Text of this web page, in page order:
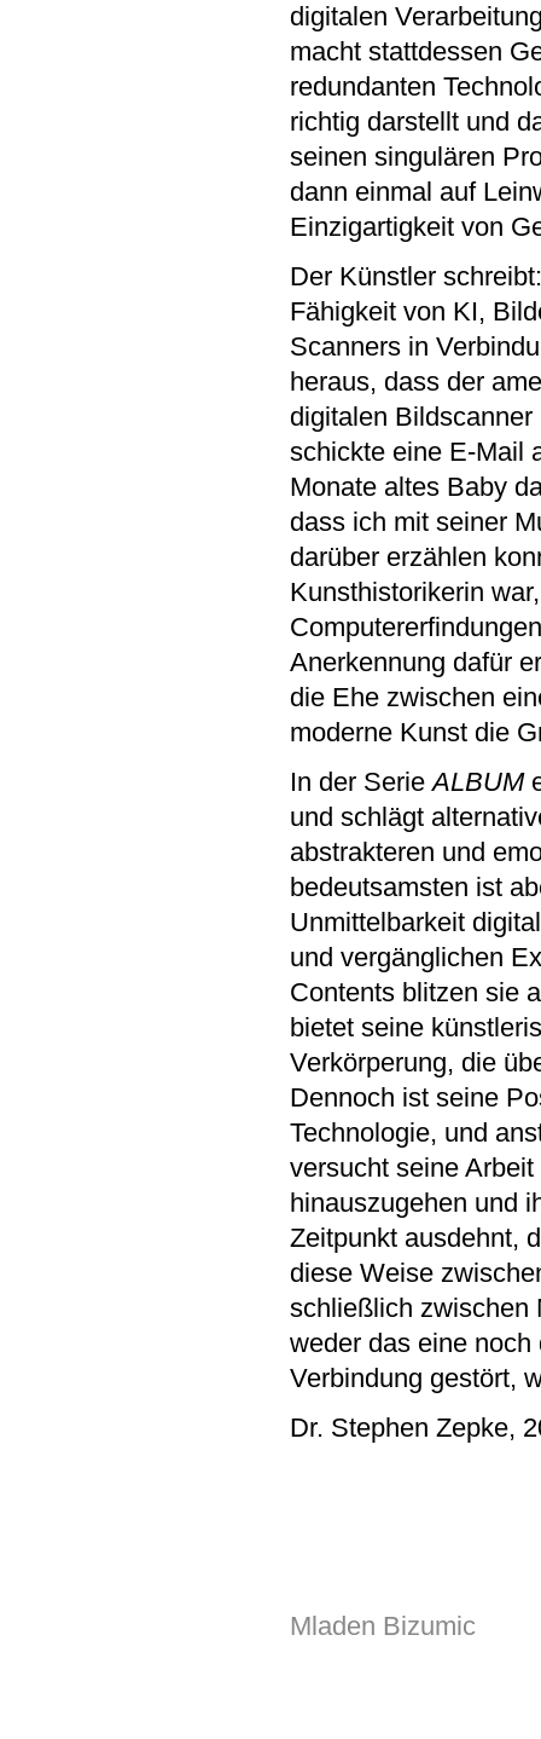
digitalen
macht stattdessen
redundanten
richtig darstellt und
seinen singulären
dann einmal auf
Einzigartigkeit von
Der Künstler
Fähigkeit von KI,
Scanners in
heraus, dass der
digitalen
schickte eine E-Mail
Monate altes Baby
dass ich mit seiner
darüber erzählen
Kunsthistorikerin
Anerkennung dafür
die Ehe zwischen
moderne Kunst die
In der SerieALBUM
und schlägt
abstrakteren und
bedeutsamsten ist
Unmittelbarkeit
und vergänglichen
Contents blitzen sie
bietet seine
Verkörperung, die
Dennoch ist seine
Technologie, und
versucht seine
hinauszugehen und
Zeitpunkt ausdehnt,
diese Weise
schließlich zwischen
weder das eine
Verbindung gestört,
Dr. Stephen Zepke,
Mladen Bizumic